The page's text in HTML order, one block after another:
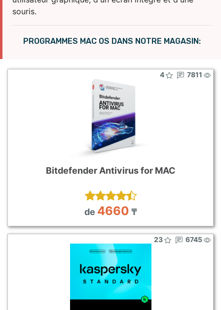
TRAVAILLER AVEC PDF
PRO32
souris.
PROGRAMMES MAC OS DANS NOTRE MAGASIN:
4 7811
Bitdefender Antivirus for MAC
de 4660 ₸
23 6745